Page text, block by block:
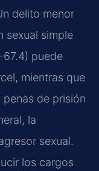
delito menor
sexual simple
67.4) puede
mientras que
de prisión
la
sexual.
los cargos